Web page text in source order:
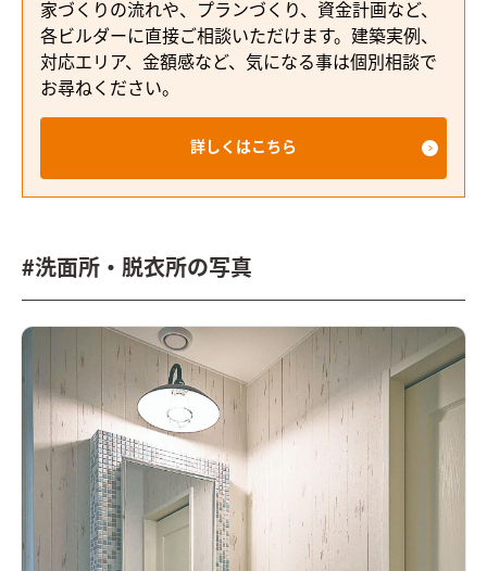
家づくりの流れや、プランづくり、資金計画など、
各ビルダーに直接ご相談いただけます。建築実例、
対応エリア、金額感など、気になる事は個別相談で
お尋ねください。
詳しくはこちら
#洗面所・脱衣所の写真